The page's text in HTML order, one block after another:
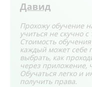
Давид
Прохожу обучение
учиться не скучно
Стоимость
каждый может себе
выбрать, как
через приложение,
Обучаться легко и
получить права.